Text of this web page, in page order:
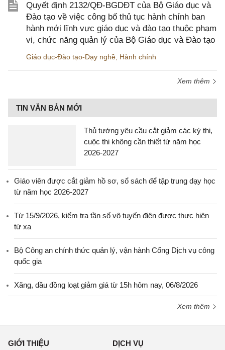
Quyết định 2132/QĐ-BGDĐT của Bộ Giáo dục và
Đào tạo về việc công bố thủ tục hành chính ban
hành mới lĩnh vực giáo dục và đào tạo thuộc phạm
vi, chức năng quản lý của Bộ Giáo dục và Đào tạo
Giáo dục-Đào tạo-Dạy nghề Hành chính
Xem thêm
TIN VĂN BẢN MỚI
Thủ tướng yêu cầu cắt giảm các kỳ thi,
cuộc thi không cần thiết từ năm học
2026-2027
Giáo viên được cắt giảm hồ sơ, sổ sách để tập trung dạy học
từ năm học 2026-2027
Từ 15/9/2026, kiểm tra tần số vô tuyến điện được thực hiện
từ xa
Bộ Công an chính thức quản lý, vận hành Cổng Dịch vụ công
quốc gia
Xăng, dầu đồng loạt giảm giá từ 15h hôm nay, 06/8/2026
Xem thêm
GIỚI THIỆU DỊCH VỤ